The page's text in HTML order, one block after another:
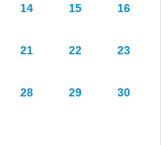
14 15 16
21 22 23
28 29 30